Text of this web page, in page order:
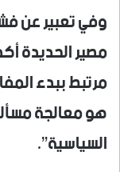
وفي تعبير عن
مصير الحديدة
مرتبط ببدء
هو معالجة
السياسية”.